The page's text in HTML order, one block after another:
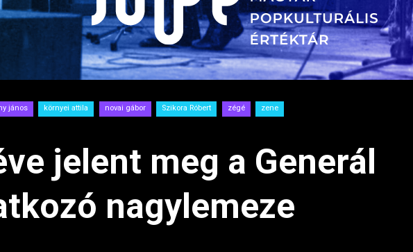
jános környei attila novai gábor Szikora Róbert zégé zene
jelent meg a Generál
nagylemeze